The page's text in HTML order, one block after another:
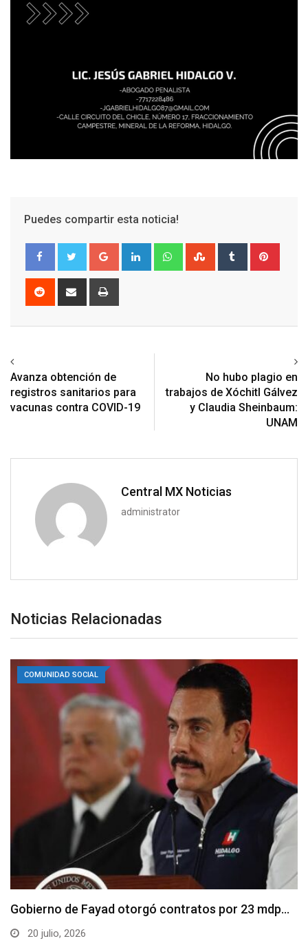
Puedes compartir esta noticia!
Google+ LinkedIn WhatsappStumbleUpon
Tumblr
Reddit
Share
Avanza obtención de
registros sanitarios para
vacunas contra COVID-19
No hubo plagio en
trabajos de Xóchitl Gálvez
y Claudia Sheinbaum:
UNAM
Central MX Noticias
administrator
Noticias Relacionadas
COMUNIDAD SOCIAL
Gobierno de Fayad otorgó contratos por 23 mdp…
20 julio, 2026